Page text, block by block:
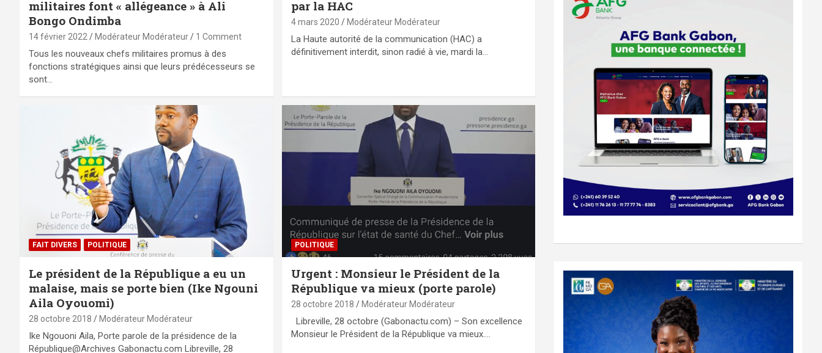
militaires font « allégeance » à Ali
Bongo Ondimba
14 février 2022 Modérateur Modérateur 1 Comment
Tous les nouveaux chefs militaires promus à des
fonctions stratégiques ainsi que leurs prédécesseurs se
sont…
par la HAC
4 mars 2020 Modérateur Modérateur
La Haute autorité de la communication (HAC) a
définitivement interdit, sinon radié à vie, mardi la…
FAIT DIVERS POLITIQUE
Le président de la République a eu un
malaise, mais se porte bien (Ike Ngouni
Aila Oyouomi)
28 octobre 2018 Modérateur Modérateur
Ike Ngouoni Aila, Porte parole de la présidence de la
République@Archives Gabonactu.com Libreville, 28
POLITIQUE
Urgent : Monsieur le Président de la
République va mieux (porte parole)
28 octobre 2018 Modérateur Modérateur
Libreville, 28 octobre (Gabonactu.com) – Son excellence
Monsieur le Président de la République va mieux.…